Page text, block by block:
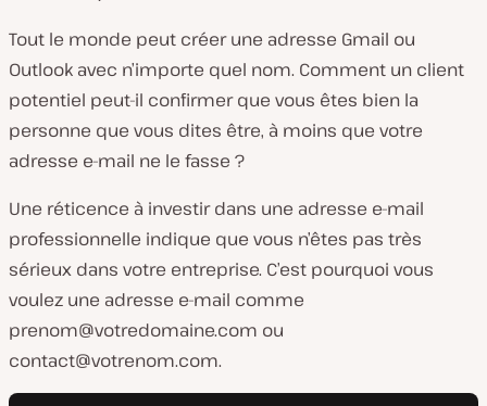
Tout le monde peut créer une adresse Gmail ou
Outlook avec n’importe quel nom. Comment un client
potentiel peut-il confirmer que vous êtes bien la
personne que vous dites être, à moins que votre
adresse e-mail ne le fasse ?
Une réticence à investir dans une adresse e-mail
professionnelle indique que vous n’êtes pas très
sérieux dans votre entreprise. C’est pourquoi vous
voulez une adresse e-mail comme
prenom@votredomaine.com ou
contact@votrenom.com.